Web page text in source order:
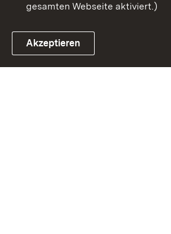
Link zum Landesportal
gesamten Webseite aktiviert.)
Akzeptieren